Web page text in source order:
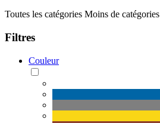
Toutes les catégories Moins de catégories
Filtres
Couleur